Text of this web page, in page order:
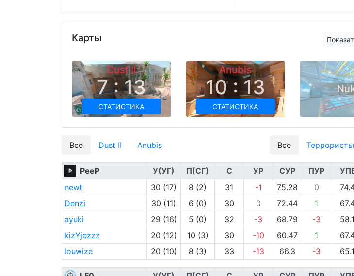
Карты
Dust II
7 : 13
СТАТИСТИКА
Anubis
10 : 13
СТАТИСТИКА
Все Dust II Anubis Все Террористы
PeeP У(УГ) П(СГ) С УР СУР ПУР
newt
30 (17) 8 (2) 31 -1 75.28 0
Denzi
30 (11) 6 (0) 30 0 72.44 1
ayuki
29 (16) 5 (0) 32 -3 68.79 -3
kizYjezzz
20 (12) 10 (3) 30 -10 60.47 1
louwize
20 (10) 8 (3) 33 -13 66.3 -3